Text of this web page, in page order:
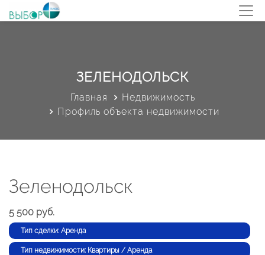
ЗЕЛЕНОДОЛЬСК
Главная
Недвижимость
Профиль объекта недвижимости
Зеленодольск
5 500 руб.
Тип сделки: Аренда
Тип недвижимости: Квартиры / Аренда